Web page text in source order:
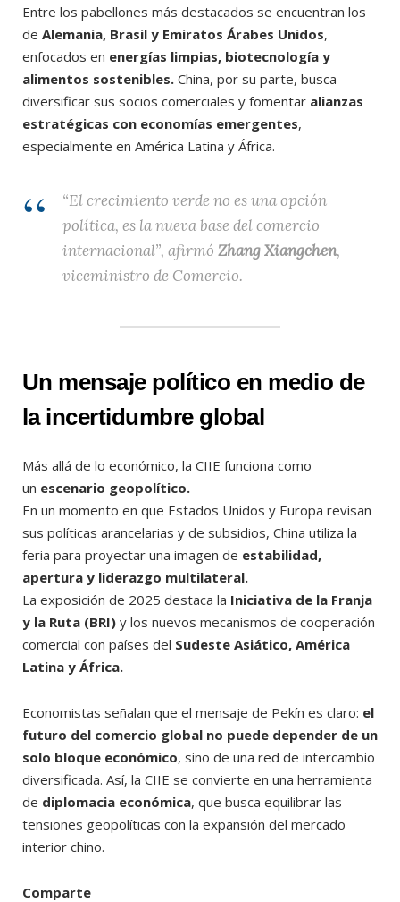
Entre los pabellones más destacados se encuentran los
de Alemania, Brasil y Emiratos Árabes Unidos,
enfocados en energías limpias, biotecnología y
alimentos sostenibles. China, por su parte, busca
diversificar sus socios comerciales y fomentar alianzas
estratégicas con economías emergentes,
especialmente en América Latina y África.
“El crecimiento verde no es una opción
política, es la nueva base del comercio
internacional”, afirmó Zhang Xiangchen,
viceministro de Comercio.
Un mensaje político en medio de
la incertidumbre global
Más allá de lo económico, la CIIE funciona como
un escenario geopolítico.
En un momento en que Estados Unidos y Europa revisan
sus políticas arancelarias y de subsidios, China utiliza la
feria para proyectar una imagen de estabilidad,
apertura y liderazgo multilateral.
La exposición de 2025 destaca la Iniciativa de la Franja
y la Ruta (BRI) y los nuevos mecanismos de cooperación
comercial con países del Sudeste Asiático, América
Latina y África.
Economistas señalan que el mensaje de Pekín es claro: el
futuro del comercio global no puede depender de un
solo bloque económico, sino de una red de intercambio
diversificada. Así, la CIIE se convierte en una herramienta
de diplomacia económica, que busca equilibrar las
tensiones geopolíticas con la expansión del mercado
interior chino.
Comparte